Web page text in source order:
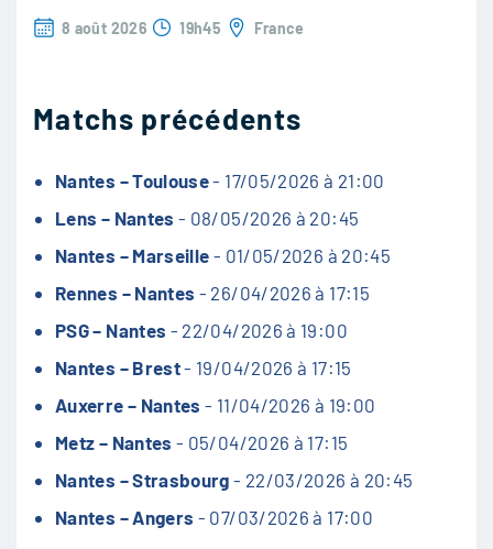
8 août 2026 19h45 France
Matchs précédents
Nantes – Toulouse- 17/05/2026 à 21:00
Lens – Nantes - 08/05/2026 à 20:45
Nantes – Marseille - 01/05/2026 à 20:45
Rennes – Nantes - 26/04/2026 à 17:15
PSG – Nantes - 22/04/2026 à 19:00
Nantes – Brest- 19/04/2026 à 17:15
Auxerre – Nantes - 11/04/2026 à 19:00
Metz – Nantes - 05/04/2026 à 17:15
Nantes – Strasbourg - 22/03/2026 à 20:45
Nantes – Angers - 07/03/2026 à 17:00